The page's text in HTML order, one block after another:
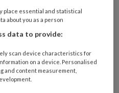
vraag & antwoord
place essential and statistical
about you as a person
data to provide:
scan device characteristics for
on a device. Personalised
and content measurement,